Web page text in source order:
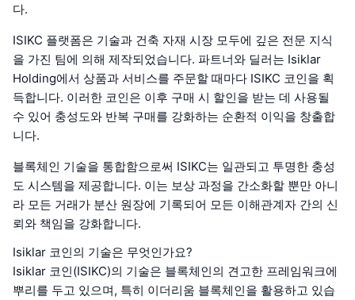
다.
ISIKC 플랫폼은 기술과 건축 자재 시장 모두에 깊은 전문 지식
을 가진 팀에 의해 제작되었습니다. 파트너와 딜러는 Isiklar
Holding에서 상품과 서비스를 주문할 때마다 ISIKC 코인을 획
득합니다. 이러한 코인은 이후 구매 시 할인을 받는 데 사용될
수 있어 충성도와 반복 구매를 강화하는 순환적 이익을 창출합
니다.
블록체인 기술을 통합함으로써 ISIKC는 일관되고 투명한 충성
도 시스템을 제공합니다. 이는 보상 과정을 간소화할 뿐만 아니
라 모든 거래가 분산 원장에 기록되어 모든 이해관계자 간의 신
뢰와 책임을 강화합니다.
Isiklar 코인의 기술은 무엇인가요?
Isiklar 코인(ISIKC)의 기술은 블록체인의 견고한 프레임워크에
뿌리를 두고 있으며, 특히 이더리움 블록체인을 활용하고 있습